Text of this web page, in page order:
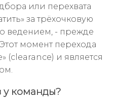
или перехвата
за трёхочковую
ведением, - прежде
момент перехода
(clearance) и является
у команды?